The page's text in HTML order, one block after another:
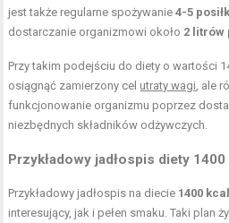
jest także regularne spożywanie4-5
dostarczanie organizmowi około 2 litrów
Przy takim podejściu do diety o wartości
osiągnąć zamierzony cel utraty wagi, ale
funkcjonowanie organizmu poprzez
niezbędnych składników odżywczych.
Przykładowy jadłospis diety 1400
Przykładowy jadłospis na diecie 1400 kcal
interesujący, jak i pełen smaku. Taki plan